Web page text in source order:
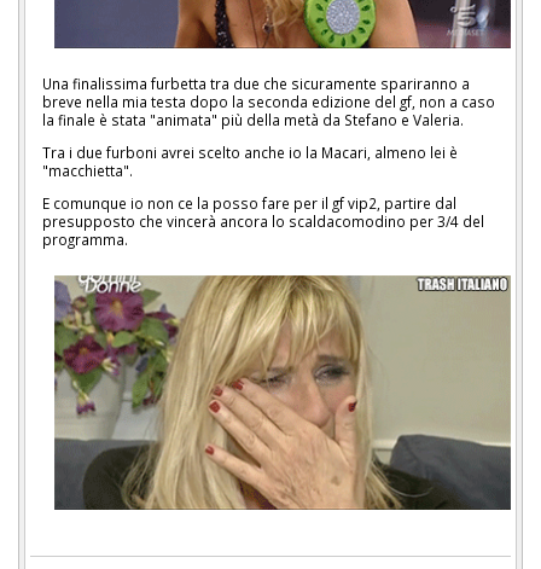
Una finalissima furbetta tra due che sicuramente spariranno a
breve nella mia testa dopo la seconda edizione del gf, non a caso
la finale è stata "animata" più della metà da Stefano e Valeria.
Tra i due furboni avrei scelto anche io la Macari, almeno lei è
"macchietta".
E comunque io non ce la posso fare per il gf vip2, partire dal
presupposto che vincerà ancora lo scaldacomodino per 3/4 del
programma.